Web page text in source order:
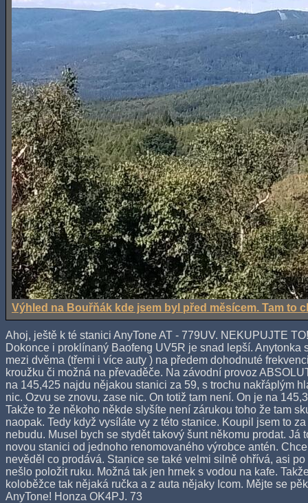
Výhled na Bouřňák kde jsem byl před měsícem. Tam to
Ahoj, ještě k té stanici AnyTone AT - 779UV. NEKUPUJTE
Dokonce i proklínaný Baofeng UV5R je snad lepší. Anytonka
mezi dvěma (třemi i více auty ) na předem dohodnuté
kroužku či možná na převaděče. Na závodní provoz
na 145,425 najdu nějakou stanici za 59, s trochu nakřáplým
nic. Ozvu se znovu, zase nic. On totiž tam není. On je na
Takže to že někoho někde slyšíte není zárukou toho že tam
naopak. Tedy když vysíláte vy z této stanice. Koupil jsem to
nebudu. Musel bych se stydět takový šunt někomu prodat. Já
novou stanici od jednoho renomovaného výrobce antén.
nevěděl co prodává. Stanice se také velmi silně ohřívá, asi
nešlo položit ruku. Možná tak jen hrnek s vodou na kafe.
koloběžce tak nějaká ručka a z auta nějaky Icom. Mějte se
AnyTone! Honza OK4PJ. 73